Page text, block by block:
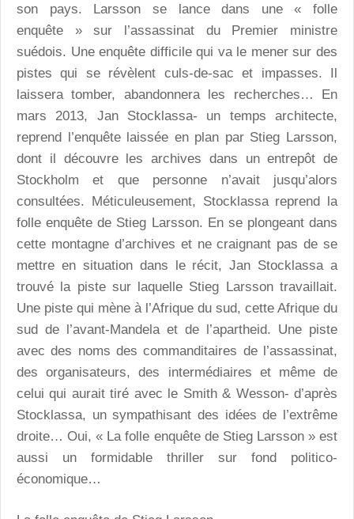
son pays. Larsson se lance dans une « folle
enquête » sur l’assassinat du Premier ministre
suédois. Une enquête difficile qui va le mener sur des
pistes qui se révèlent culs-de-sac et impasses. Il
laissera tomber, abandonnera les recherches… En
mars 2013, Jan Stocklassa- un temps architecte,
reprend l’enquête laissée en plan par Stieg Larsson,
dont il découvre les archives dans un entrepôt de
Stockholm et que personne n’avait jusqu’alors
consultées. Méticuleusement, Stocklassa reprend la
folle enquête de Stieg Larsson. En se plongeant dans
cette montagne d’archives et ne craignant pas de se
mettre en situation dans le récit, Jan Stocklassa a
trouvé la piste sur laquelle Stieg Larsson travaillait.
Une piste qui mène à l’Afrique du sud, cette Afrique du
sud de l’avant-Mandela et de l’apartheid. Une piste
avec des noms des commanditaires de l’assassinat,
des organisateurs, des intermédiaires et même de
celui qui aurait tiré avec le Smith & Wesson- d’après
Stocklassa, un sympathisant des idées de l’extrême
droite… Oui, « La folle enquête de Stieg Larsson » est
aussi un formidable thriller sur fond politico-
économique…